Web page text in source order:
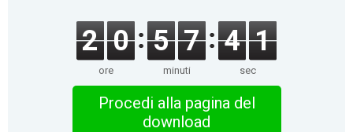
2 0
ore
5 7
minuti
4 1
sec
Procedi alla pagina del
download